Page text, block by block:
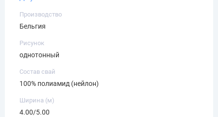
Производство
Бельгия
Рисунок
однотонный
Состав свай
100% полиамид (нейлон)
Ширина (м)
4.00/5.00